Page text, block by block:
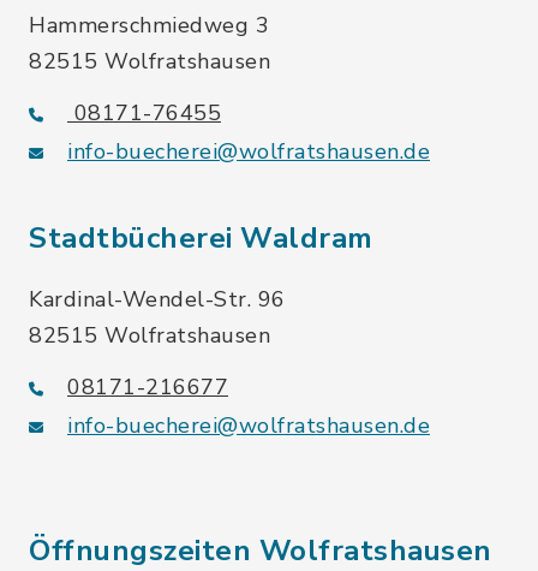
Hammerschmiedweg 3
82515 Wolfratshausen
08171-76455
info-buecherei@wolfratshausen.de
Stadtbücherei Waldram
Kardinal-Wendel-Str. 96
82515 Wolfratshausen
08171-216677
info-buecherei@wolfratshausen.de
Öffnungszeiten Wolfratshausen